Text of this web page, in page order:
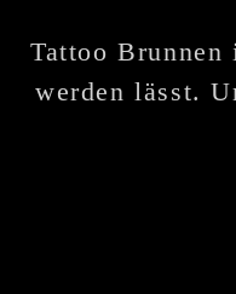
Tattoo
werden lässt.